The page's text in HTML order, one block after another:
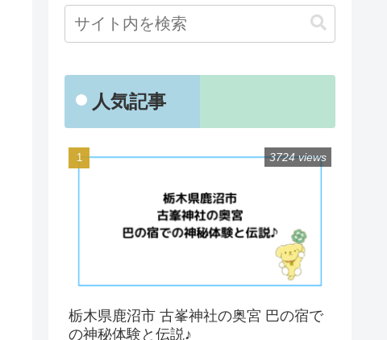
人気記事
栃木県鹿沼市 古峯神社の奥宮 巴の宿で
の神秘体験と伝説♪
3724 views